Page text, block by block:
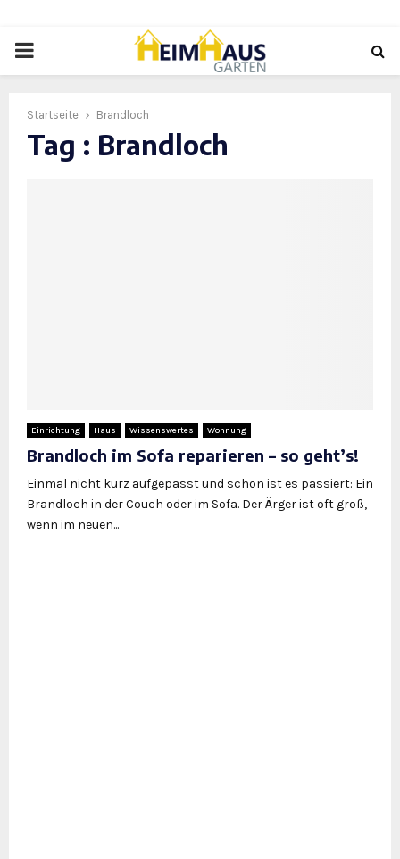
PRIMARY
Startseite Brandloch
Tag : Brandloch
Einrichtung Haus Wissenswertes Wohnung
Brandloch im Sofa reparieren – so geht’s!
Einmal nicht kurz aufgepasst und schon ist es passiert: Ein
Brandloch in der Couch oder im Sofa. Der Ärger ist oft groß,
wenn im neuen...